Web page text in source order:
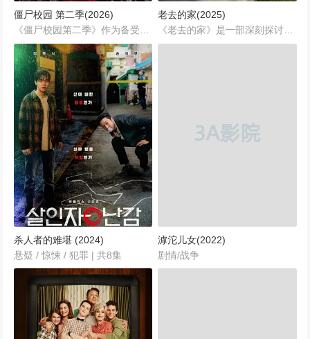
僵尸校园 第二季(2026)
《僵尸校园第二季》作为备受期待的续作，延续了第一季紧张刺激且充满悬念的丧尸故事。承接上一季，孝山高中在丧尸病毒肆虐后，看似归于平静，实则危机四伏。...
老去的家(2025)
《老去的家》是一部深刻探讨家庭、亲情与岁月变迁的电视剧，由郎朗执导，孙浩洋编剧，倪大红、林晓杰、鲍起静、郭麒麟等实力派演员联袂主演。...
杀人者的难堪 (2024)
悬疑 / 惊悚 / 犯罪 | 共8集
滹沱儿女(2022)
剧情/战争